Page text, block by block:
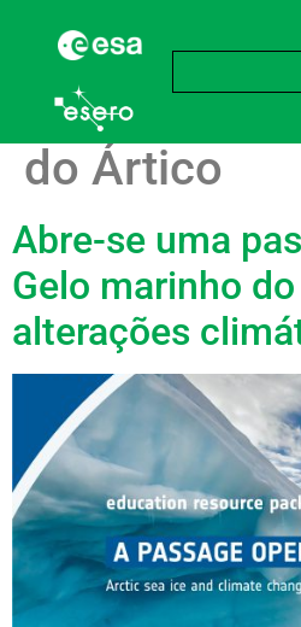
Etiqueta:
do Ártico
Abre-se uma
Gelo marinho
alterações